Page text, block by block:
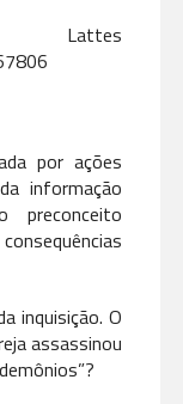
por ações
informação
inquisição. O
assassinou